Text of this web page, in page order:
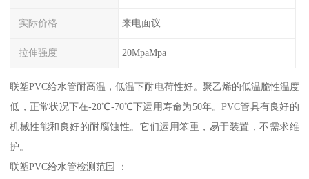
实际价格 来电面议
拉伸强度 20MpaMpa
联塑PVC给水管耐高温，低温下耐电荷性好。聚乙烯的低温脆性温度
低，正常状况下在-20℃-70℃下运用寿命为50年。PVC管具有良好的
机械性能和良好的耐腐蚀性。它们运用笨重，易于装置，不需求维
护。
联塑PVC给水管检测范围 ：